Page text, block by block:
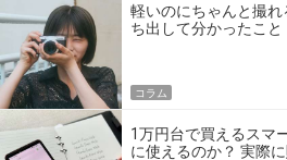
軽いのにちゃんと撮れ
ち出して分かったこと
コラム
1万円台で買えるスマ
に使えるのか？ 実際